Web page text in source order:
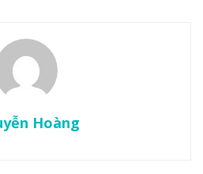
Hoàng